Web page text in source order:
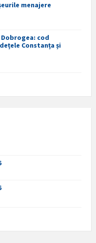
menajere
cod
Constanța și